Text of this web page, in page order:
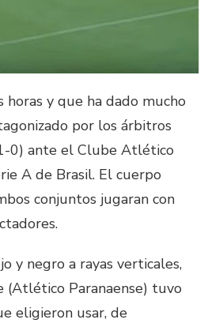
y que ha dado mucho
por los árbitros
0) ante el Clube Atlético
A de Brasil. El cuerpo
conjuntos jugaran con
y negro a rayas verticales,
(Atlético Paranaense) tuvo
eligieron usar, de